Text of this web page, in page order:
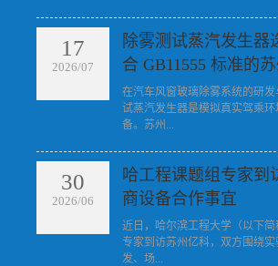
17
2026/07
除雾测试蒸汽发生器
合 GB11555 标准的苏
在汽车风窗玻璃除雾系统的研
试蒸汽发生器是模拟真实驾乘
备。苏州...
30
2026/06
哈工程课题组专家到
商设备合作事宜
近日，哈尔滨工程大学（以下简
专家到访苏州亿科，双方围绕
发、场...